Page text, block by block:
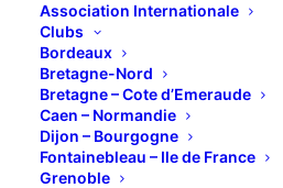
Association Internationale
Clubs
Bordeaux
Bretagne-Nord
Bretagne – Cote d’Emeraude
Caen – Normandie
Dijon – Bourgogne
Fontainebleau – Ile de France
Grenoble
PHOTO
PAR SABINE